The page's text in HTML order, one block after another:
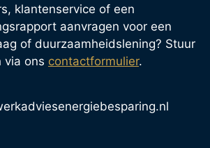
klantenservice of een
aanvragen voor een
of duurzaamheidslening? Stuur
via ons contactformulier.